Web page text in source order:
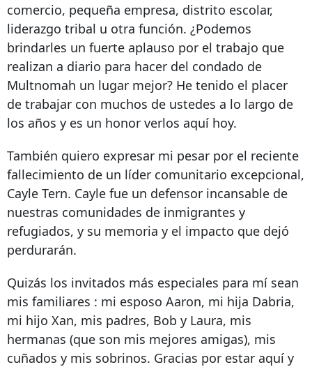
comercio, pequeña empresa, distrito escolar,
liderazgo tribal u otra función. ¿Podemos
brindarles un fuerte aplauso por el trabajo que
realizan a diario para hacer del condado de
Multnomah un lugar mejor? He tenido el placer
de trabajar con muchos de ustedes a lo largo de
los años y es un honor verlos aquí hoy.
También quiero expresar mi pesar por el reciente
fallecimiento de un líder comunitario excepcional,
Cayle Tern. Cayle fue un defensor incansable de
nuestras comunidades de inmigrantes y
refugiados, y su memoria y el impacto que dejó
perdurarán.
Quizás los invitados más especiales para mí sean
mis familiares : mi esposo Aaron, mi hija Dabria,
mi hijo Xan, mis padres, Bob y Laura, mis
hermanas (que son mis mejores amigas), mis
cuñados y mis sobrinos. Gracias por estar aquí y